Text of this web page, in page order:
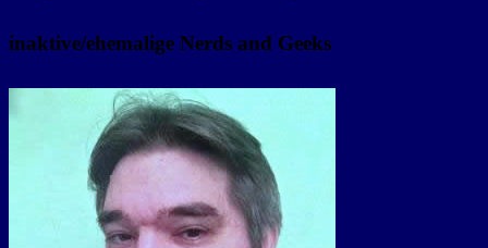
inaktive/ehemalige Nerds and Geeks